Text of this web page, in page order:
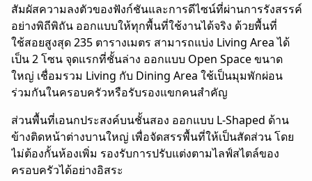
สัมผัสความลงตัวของฟังก์ชันและการดีไซน์ที่ผ่านการรังสรรค์
อย่างพิถีพิถัน ออกแบบให้ทุกพื้นที่ใช้งานได้จริง ด้วยพื้นที่
ใช้สอยสูงสุด 235 ตารางเมตร สามารถแบ่ง Living Area ได้
เป็น 2 โซน จุดแรกที่ชั้นล่าง ออกแบบ Open Space ขนาด
ใหญ่ เชื่อมรวม Living กับ Dining Area ใช้เป็นมุมพักผ่อน
ร่วมกันในครอบครัวหรือรับรองแขกคนสำคัญ
ส่วนพื้นที่เอนกประสงค์บนชั้นสอง ออกแบบ L-Shaped ด้าน
ข้างติดหน้าต่างบานใหญ่ เพื่อจัดสรรพื้นที่ให้เป็นสัดส่วน โดย
ไม่ต้องกั้นห้องเพิ่ม รองรับการปรับแต่งตามไลฟ์สไตล์ของ
ครอบครัวได้อย่างอิสระ